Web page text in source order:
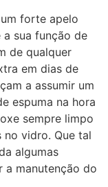
forte apelo
sua função de
de qualquer
em dias de
a assumir um
espuma na hora
sempre limpo
no vidro. Que tal
algumas
a manutenção do